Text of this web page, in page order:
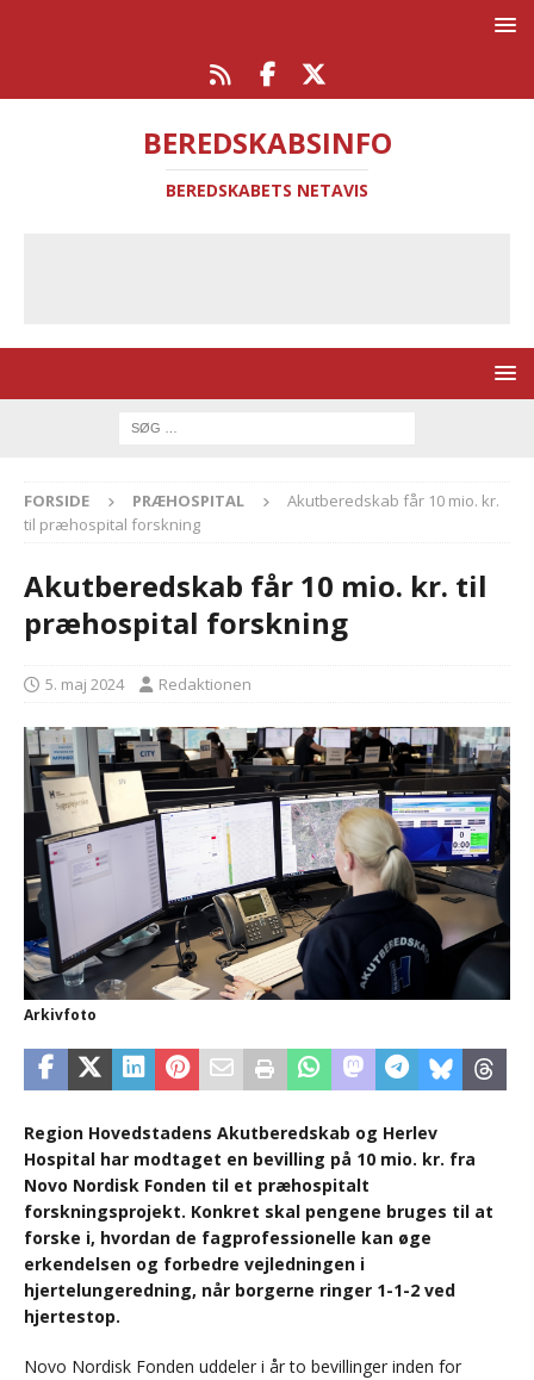
BEREDSKABSINFO
BEREDSKABETS NETAVIS
FORSIDE PRÆHOSPITAL
Akutberedskab får 10 mio. kr.
til præhospital forskning
Akutberedskab får 10 mio. kr. til
præhospital forskning
5. maj 2024 Redaktionen
Arkivfoto
Region Hovedstadens Akutberedskab og Herlev
Hospital har modtaget en bevilling på 10 mio. kr. fra
Novo Nordisk Fonden til et præhospitalt
forskningsprojekt. Konkret skal pengene bruges til at
forske i, hvordan de fagprofessionelle kan øge
erkendelsen og forbedre vejledningen i
hjertelungeredning, når borgerne ringer 1-1-2 ved
hjertestop.
Novo Nordisk Fonden uddeler i år to bevillinger inden for